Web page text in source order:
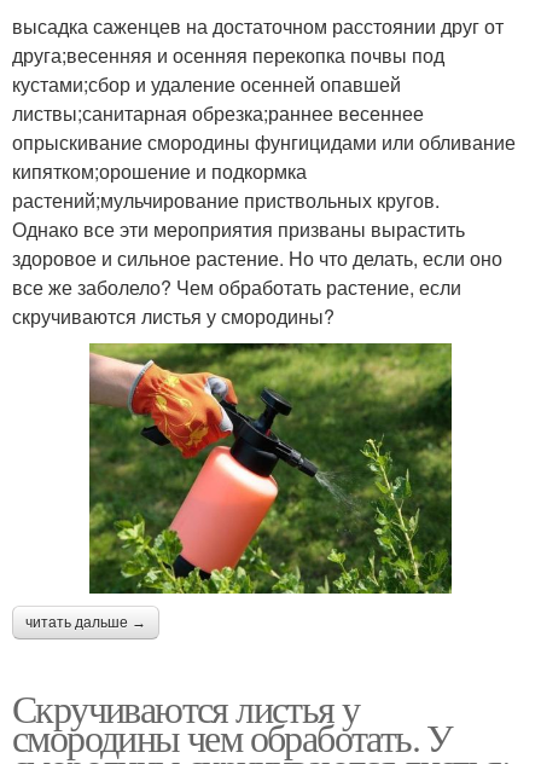
высадка саженцев на достаточном расстоянии друг от
друга;весенняя и осенняя перекопка почвы под
кустами;сбор и удаление осенней опавшей
листвы;санитарная обрезка;раннее весеннее
опрыскивание смородины фунгицидами или обливание
кипятком;орошение и подкормка
растений;мульчирование приствольных кругов.
Однако все эти мероприятия призваны вырастить
здоровое и сильное растение. Но что делать, если оно
все же заболело? Чем обработать растение, если
скручиваются листья у смородины?
читать дальше →
Скручиваются листья у
смородины чем обработать. У